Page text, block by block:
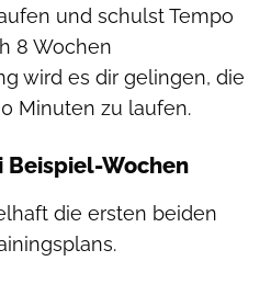
und schulst Tempo
8 Wochen
wird es dir gelingen, die
Minuten zu laufen.
Beispiel-Wochen
die ersten beiden